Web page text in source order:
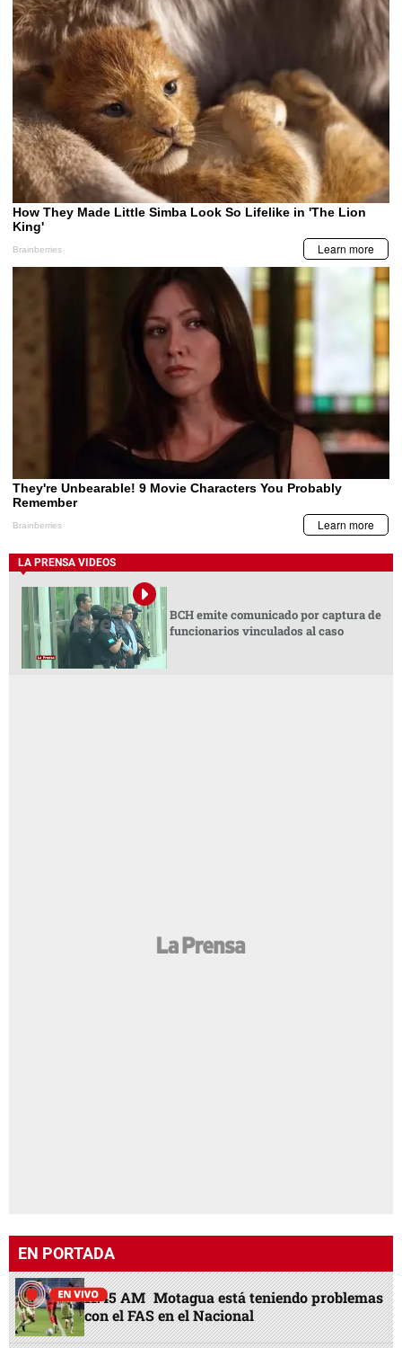
LA PRENSA VIDEOS
BCH emite comunicado por captura de
funcionarios vinculados al caso
EN PORTADA
11:45 AM Motagua está teniendo problemas
con el FAS en el Nacional